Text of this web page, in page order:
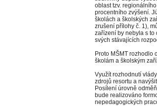
oblast tzv.
procentního zvýšení.
školách a školských
zrušení přílohy č. 1),
zařízení by nebyla s to
svých stávajících
Proto MŠMT rozhodlo
školám a školským
Využít rozhodnutí
zdrojů resortu a
Posílení úrovně
bude realizováno
nepedagogických